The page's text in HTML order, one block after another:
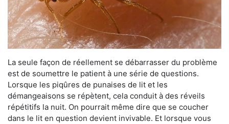
La seule façon de réellement se débarrasser du problème
est de soumettre le patient à une série de questions.
Lorsque les piqûres de punaises de lit et les
démangeaisons se répètent, cela conduit à des réveils
répétitifs la nuit. On pourrait même dire que se coucher
dans le lit en question devient invivable. Et lorsque vous